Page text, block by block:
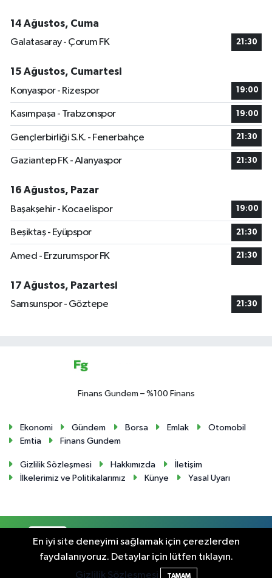
14 Ağustos, Cuma
Galatasaray - Çorum FK
21:30
15 Ağustos, Cumartesi
Konyaspor - Rizespor
19:00
Kasımpaşa - Trabzonspor 19:00
Gençlerbirliği S.K. - Fenerbahçe 21:30
Gaziantep FK - Alanyaspor 21:30
16 Ağustos, Pazar
Başakşehir - Kocaelispor
19:00
Beşiktaş - Eyüpspor 21:30
Amed - Erzurumspor FK 21:30
17 Ağustos, Pazartesi
Samsunspor - Göztepe
21:30
Finans Gundem – %100 Finans
Ekonomi Gündem Borsa Emlak
Otomobil
Emtia
Finans Gundem
Gizlilik Sözleşmesi Hakkımızda
İletişim
İlkelerimiz ve Politikalarımız
Künye Yasal Uyarı
Haber Yazılımı:TE Bilişim
En iyi site deneyimi sağlamak için çerezlerden
faydalanıyoruz. Detaylar için lütfen tıklayın.
Gizlilik Sözleşmesi
TAMAM